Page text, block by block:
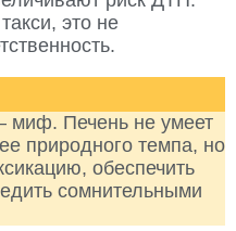
это не
миф. Печень не умеет
природного темпа, но
обеспечить
сомнительными